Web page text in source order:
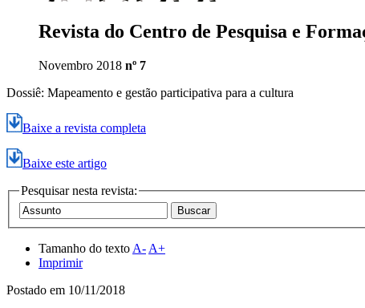
Revista do Centro de Pesquisa e
Novembro 2018 nº 7
Dossiê: Mapeamento e gestão participativa para a cultura
Baixe a revista completa
Baixe este artigo
Pesquisar nesta revista:
Tamanho do texto A- A+
Imprimir
Postado em 10/11/2018